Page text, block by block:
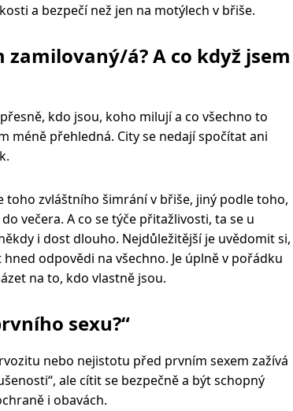
a bezpečí než jen na motýlech v břiše.
zamilovaný/á? A co když jsem
kdo jsou, koho milují a co všechno to
méně přehledná. City se nedají spočítat ani
toho zvláštního šimrání v břiše, jiný podle toho,
večera. A co se týče přitažlivosti, ta se u
i dost dlouho. Nejdůležitější je uvědomit si,
odpovědi na všechno. Je úplně v pořádku
na to, kdo vlastně jsou.
sexu?“
nebo nejistotu před prvním sexem zažívá
ale cítit se bezpečně a být schopný
i obavách.